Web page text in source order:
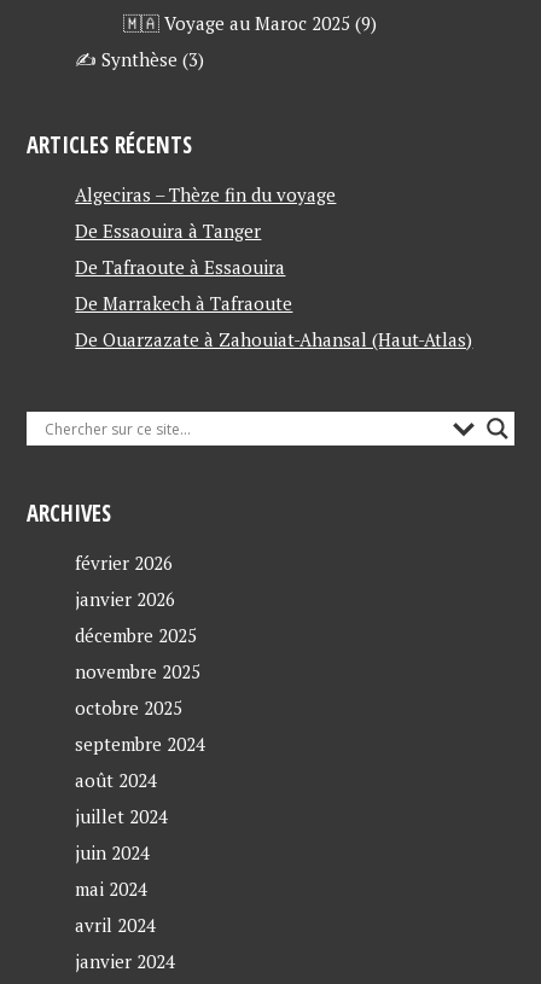
🇲🇦 Voyage au Maroc 2025 (9)
✍ Synthèse (3)
ARTICLES RÉCENTS
Algeciras – Thèze fin du voyage
De Essaouira à Tanger
De Tafraoute à Essaouira
De Marrakech à Tafraoute
De Ouarzazate à Zahouiat-Ahansal (Haut-Atlas)
ARCHIVES
février 2026
janvier 2026
décembre 2025
novembre 2025
octobre 2025
septembre 2024
août 2024
juillet 2024
juin 2024
mai 2024
avril 2024
janvier 2024